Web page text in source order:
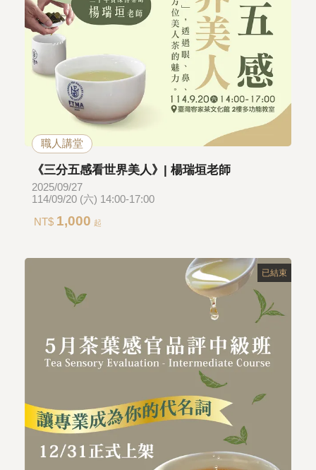
職人講堂
《三分五感看世界美人》| 楊瑞垣老師
2025/09/27
114/09/20 (六) 14:00-17:00
NT$ 1,000 起
已結束